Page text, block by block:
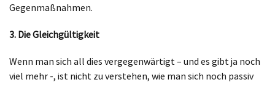
Gegenmaßnahmen.
3. Die Gleichgültigkeit
Wenn man sich all dies vergegenwärtigt – und es gibt ja noch
viel mehr -, ist nicht zu verstehen, wie man sich noch passiv